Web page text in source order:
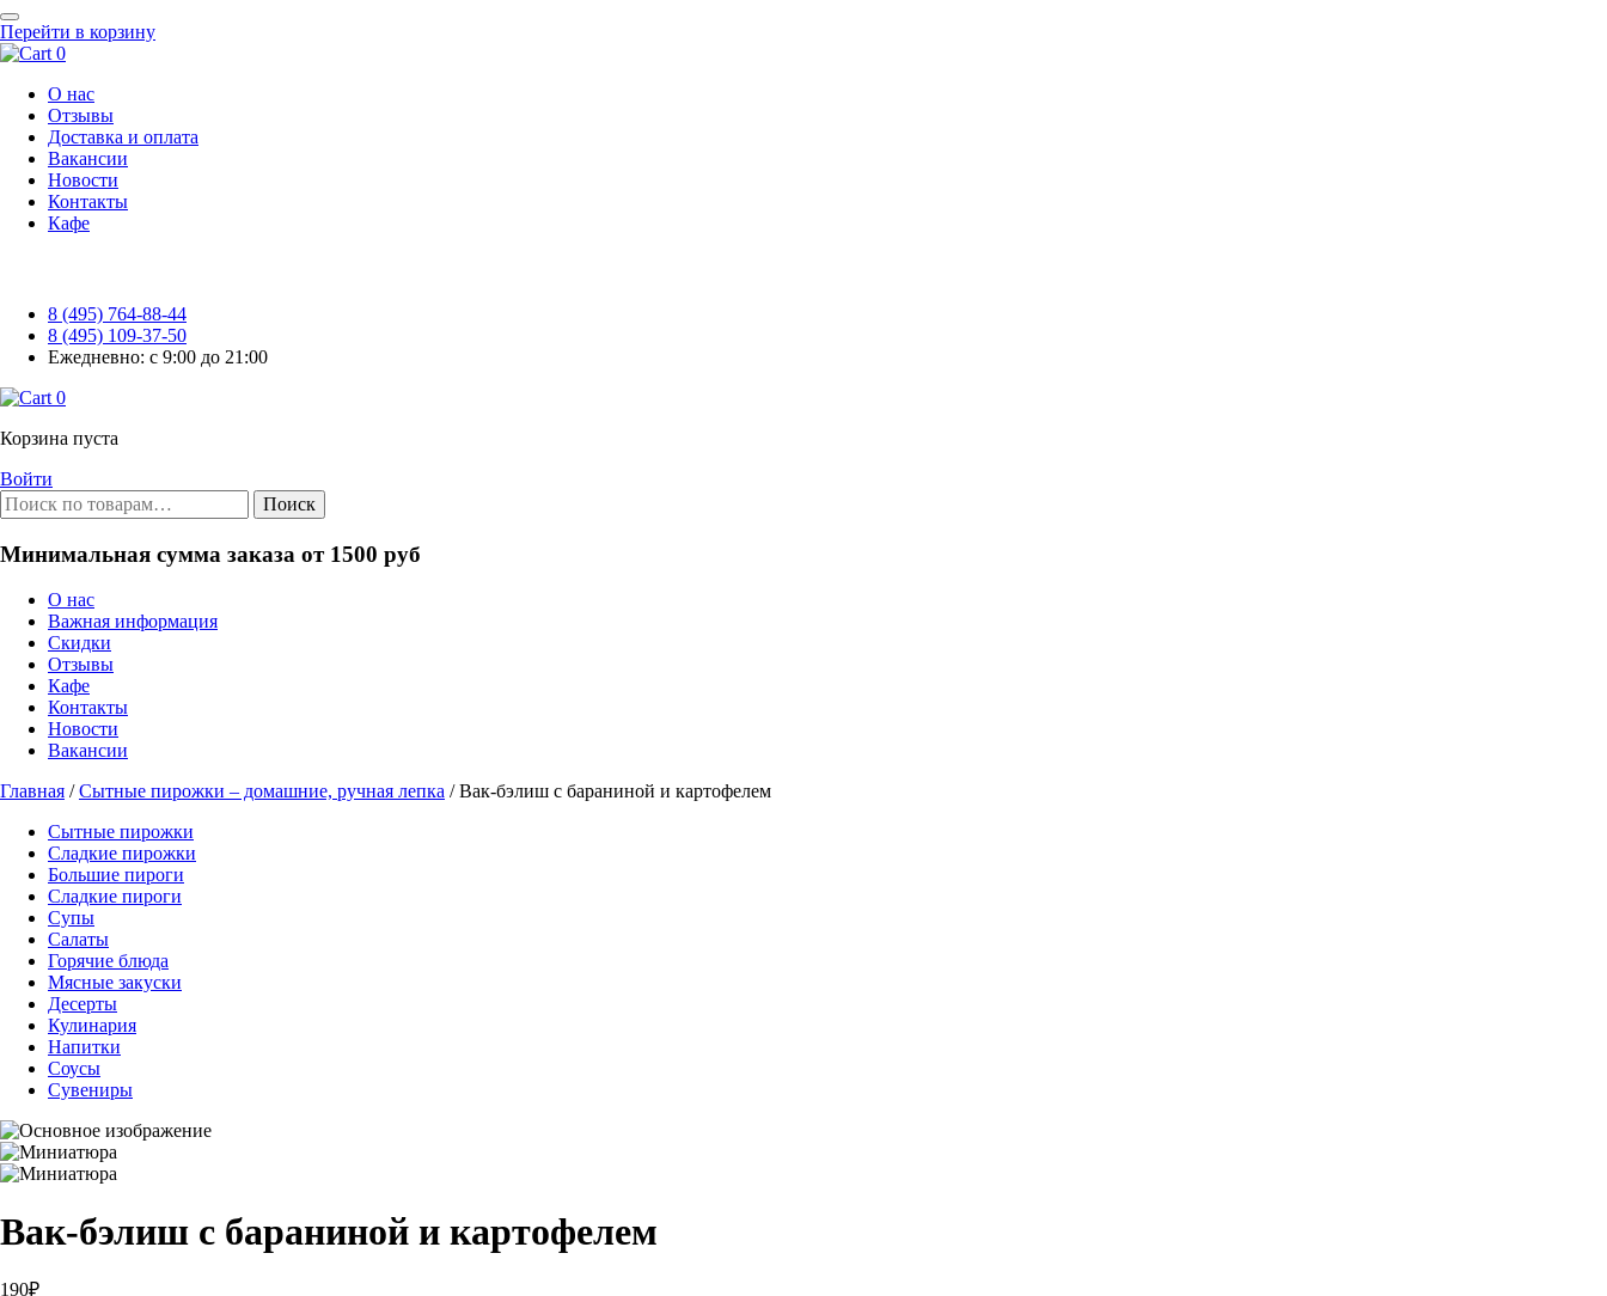
Перейти в корзину
0
О нас
Отзывы
Доставка и оплата
Вакансии
Новости
Контакты
Кафе
8 (495) 764-88-44
8 (495) 109-37-50
Ежедневно: с 9:00 до 21:00
0
Корзина пуста
Войти
Поиск
Минимальная сумма заказа от 1500 руб
О нас
Важная информация
Скидки
Отзывы
Кафе
Контакты
Новости
Вакансии
Главная /Сытные пирожки – домашние, ручная лепка / Вак-бэлиш с бараниной и картофелем
Сытные пирожки
Сладкие пирожки
Большие пироги
Сладкие пироги
Супы
Салаты
Горячие блюда
Мясные закуски
Десерты
Кулинария
Напитки
Соусы
Сувениры
Вак-бэлиш с бараниной и картофелем
190₽